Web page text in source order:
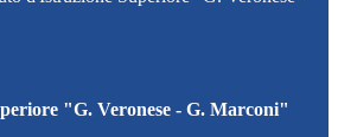
"G. Veronese - G. Marconi"